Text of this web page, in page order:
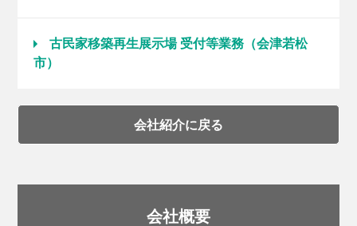
古民家移築再生展示場 受付等業務（会津若松
市）
会社紹介に戻る
会社概要